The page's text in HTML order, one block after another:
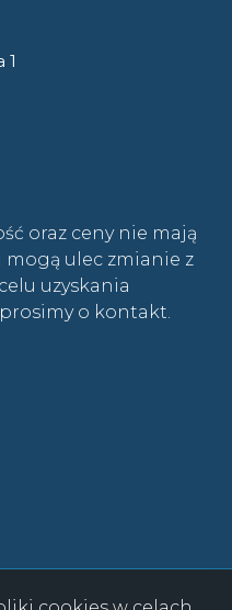
1
oraz ceny nie mają
ulec zmianie z
uzyskania
o kontakt.